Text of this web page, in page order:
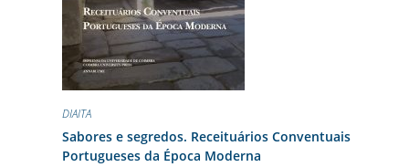
DIAITA
Sabores e segredos. Receituários Conventuais
Portugueses da Época Moderna